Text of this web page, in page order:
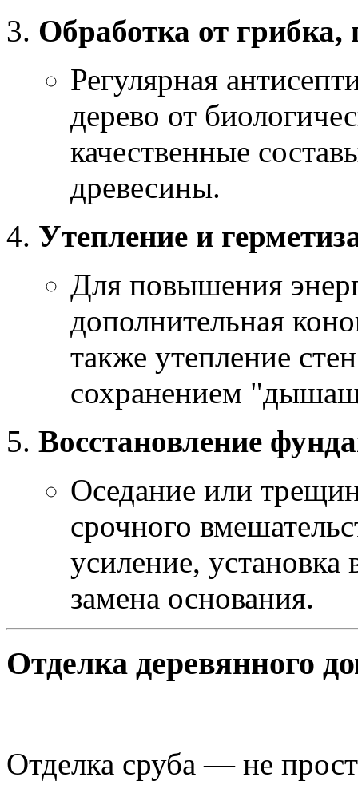
Обработка от
Регулярная
дерево от
качественные
древесины.
Утепление и
Для повышения
дополнительная
также утепление
сохранением
Восстановление
Оседание или
срочного
усиление,
замена основания.
Отделка деревянного
Отделка сруба — не